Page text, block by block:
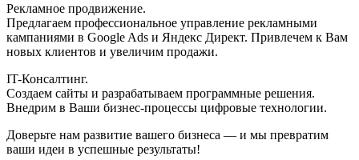
Рекламное продвижение.
Предлагаем профессиональное управление рекламными
кампаниями в Google Ads и Яндекс Директ. Привлечем к Вам
новых клиентов и увеличим продажи.
IT-Консалтинг.
Создаем сайты и разрабатываем программные решения.
Внедрим в Ваши бизнес-процессы цифровые технологии.
Доверьте нам развитие вашего бизнеса — и мы превратим
ваши идеи в успешные результаты!